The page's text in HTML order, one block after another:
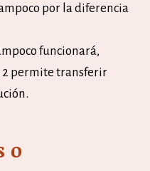
por la diferencia
funcionará,
2 permite transferir
o